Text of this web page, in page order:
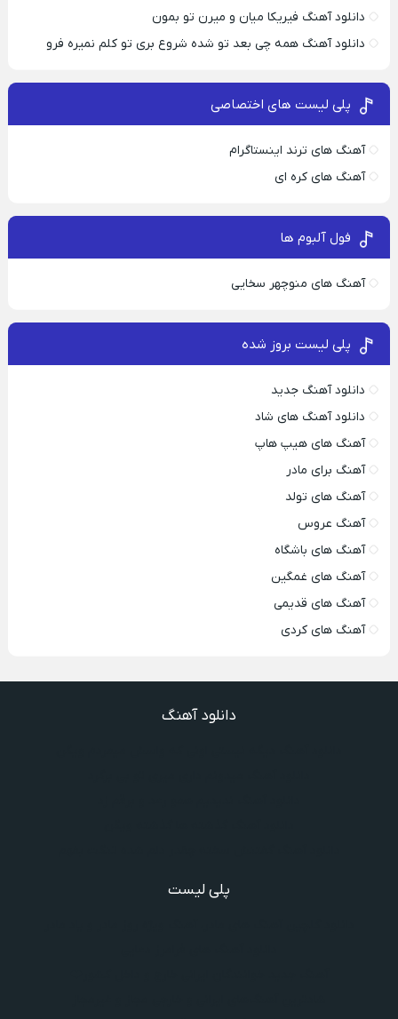
دانلود آهنگ فیریکا میان و میرن تو بمون
دانلود آهنگ همه چی بعد تو شده شروع بری تو کلم نمیره فرو
پلی لیست های اختصاصی
آهنگ های ترند اینستاگرام
آهنگ های کره ای
فول آلبوم ها
آهنگ های منوچهر سخایی
پلی لیست بروز شده
دانلود آهنگ جدید
دانلود آهنگ های شاد
آهنگ های هیپ هاپ
آهنگ برای مادر
آهنگ های تولد
آهنگ عروس
آهنگ های باشگاه
آهنگ های غمگین
آهنگ های قدیمی
آهنگ های کردی
دانلود آهنگ
پلی لیست